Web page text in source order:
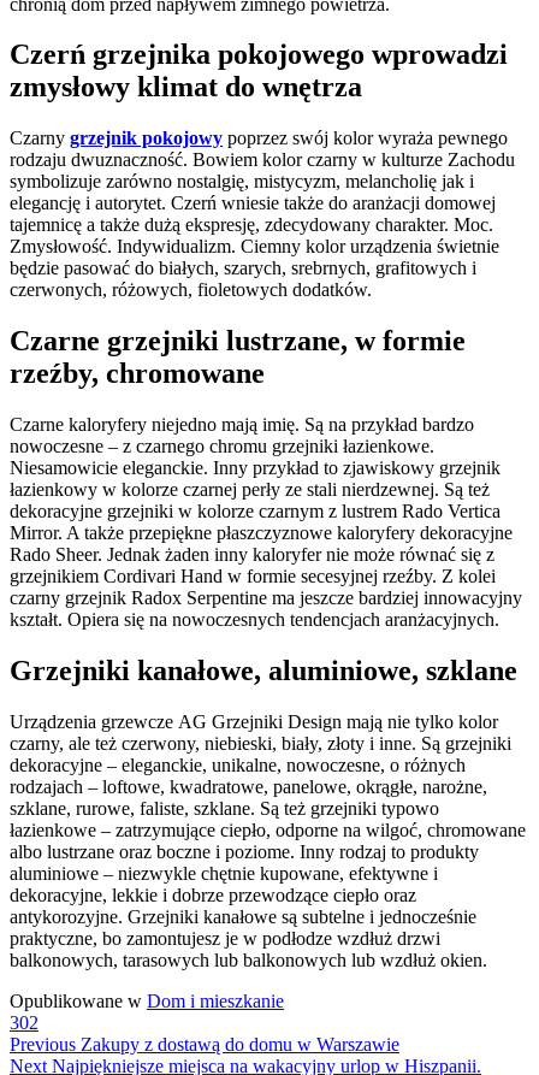
Czerń grzejnika pokojowego wprowadzi
zmysłowy klimat do wnętrza
Czarny grzejnik pokojowy poprzez swój kolor wyraża pewnego
rodzaju dwuznaczność. Bowiem kolor czarny w kulturze Zachodu
symbolizuje zarówno nostalgię, mistycyzm, melancholię jak i
elegancję i autorytet. Czerń wniesie także do aranżacji domowej
tajemnicę a także dużą ekspresję, zdecydowany charakter. Moc.
Zmysłowość. Indywidualizm. Ciemny kolor urządzenia świetnie
będzie pasować do białych, szarych, srebrnych, grafitowych i
czerwonych, różowych, fioletowych dodatków.
Czarne grzejniki lustrzane, w formie
rzeźby, chromowane
Czarne kaloryfery niejedno mają imię. Są na przykład bardzo
nowoczesne – z czarnego chromu grzejniki łazienkowe.
Niesamowicie eleganckie. Inny przykład to zjawiskowy grzejnik
łazienkowy w kolorze czarnej perły ze stali nierdzewnej. Są też
dekoracyjne grzejniki w kolorze czarnym z lustrem Rado Vertica
Mirror. A także przepiękne płaszczyznowe kaloryfery dekoracyjne
Rado Sheer. Jednak żaden inny kaloryfer nie może równać się z
grzejnikiem Cordivari Hand w formie secesyjnej rzeźby. Z kolei
czarny grzejnik Radox Serpentine ma jeszcze bardziej innowacyjny
kształt. Opiera się na nowoczesnych tendencjach aranżacyjnych.
Grzejniki kanałowe, aluminiowe, szklane
Urządzenia grzewcze AG Grzejniki Design mają nie tylko kolor
czarny, ale też czerwony, niebieski, biały, złoty i inne. Są grzejniki
dekoracyjne – eleganckie, unikalne, nowoczesne, o różnych
rodzajach – loftowe, kwadratowe, panelowe, okrągłe, narożne,
szklane, rurowe, faliste, szklane. Są też grzejniki typowo
łazienkowe – zatrzymujące ciepło, odporne na wilgoć, chromowane
albo lustrzane oraz boczne i poziome. Inny rodzaj to produkty
aluminiowe – niezwykle chętnie kupowane, efektywne i
dekoracyjne, lekkie i dobrze przewodzące ciepło oraz
antykorozyjne. Grzejniki kanałowe są subtelne i jednocześnie
praktyczne, bo zamontujesz je w podłodze wzdłuż drzwi
balkonowych, tarasowych lub balkonowych lub wzdłuż okien.
Opublikowane w Dom i mieszkanie
302
Previous Zakupy z dostawą do domu w Warszawie
Next Najpiękniejsze miejsca na wakacyjny urlop w Hiszpanii.